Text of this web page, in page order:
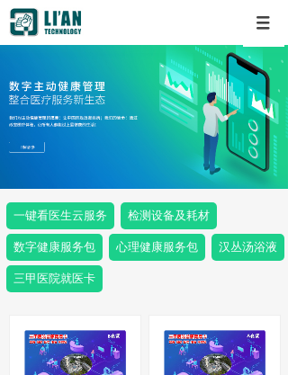
一键看医生云服务 检测设备及耗材
数字健康服务包 心理健康服务包 汉丛汤浴液
三甲医院就医卡